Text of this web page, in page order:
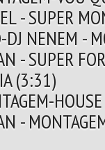
- SUPER
NENEM -
- SUPER
(3:31)
-